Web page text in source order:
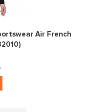
0
Air French